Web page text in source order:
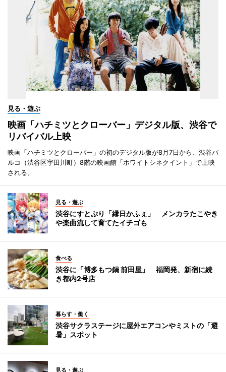
見る・遊ぶ
映画「ハチミツとクローバー」デジタル版、渋谷で
リバイバル上映
映画「ハチミツとクローバー」の初のデジタル版が8月7日から、渋谷パ
ルコ（渋谷区宇田川町）8階の映画館「ホワイトシネクイント」で上映
される。
見る・遊ぶ
渋谷にすとぷり「縁日かふぇ」 メンカラたこやき
や楽曲流して育てたイチゴも
食べる
渋谷に「博多もつ鍋 前田屋」 福岡発、新宿に続
き都内2号店
暮らす・働く
渋谷サクラステージに屋外エアコンやミストの「避
暑」スポット
見る・遊ぶ